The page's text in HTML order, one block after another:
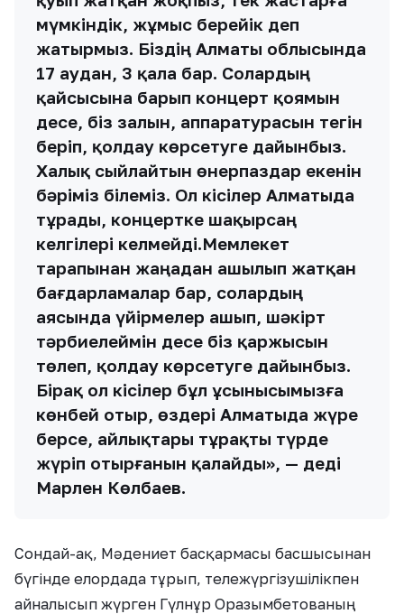
мүмкіндік, жұмыс берейік деп
жатырмыз. Біздің Алматы облысында
17 аудан, 3 қала бар. Солардың
қайсысына барып концерт қоямын
десе, біз залын, аппаратурасын тегін
беріп, қолдау көрсетуге дайынбыз.
Халық сыйлайтын өнерпаздар екенін
бәріміз білеміз. Ол кісілер Алматыда
тұрады, концертке шақырсаң
келгілері келмейді.Мемлекет
тарапынан жаңадан ашылып жатқан
бағдарламалар бар, солардың
аясында үйірмелер ашып, шәкірт
тәрбиелеймін десе біз қаржысын
төлеп, қолдау көрсетуге дайынбыз.
Бірақ ол кісілер бұл ұсынысымызға
көнбей отыр, өздері Алматыда жүре
берсе, айлықтары тұрақты түрде
жүріп отырғанын қалайды», — деді
Марлен Көлбаев.
Сондай-ақ, Мәдениет басқармасы басшысынан
бүгінде елордада тұрып, тележүргізушілікпен
айналысып жүрген Гүлнұр Оразымбетованың